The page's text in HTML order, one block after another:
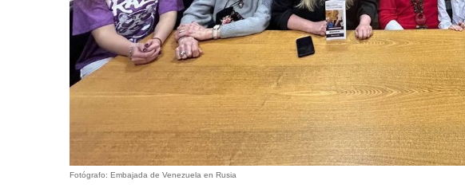
Fotógrafo: Embajada de Venezuela en Rusia